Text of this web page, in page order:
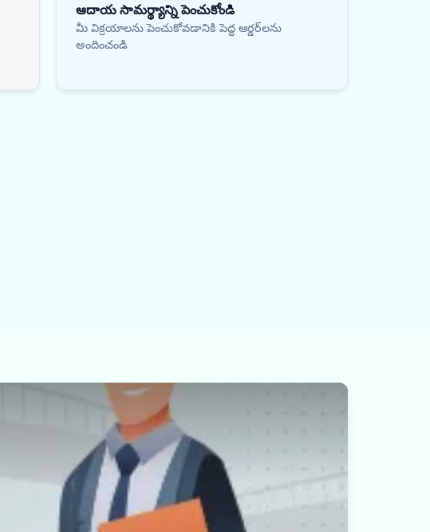
ఆదాయ సామర్థ్యాన్ని పెంచుకోండి
మీ విక్రయాలను పెంచుకోవడానికి పెద్ద ఆర్డర్‌లను
అందించండి